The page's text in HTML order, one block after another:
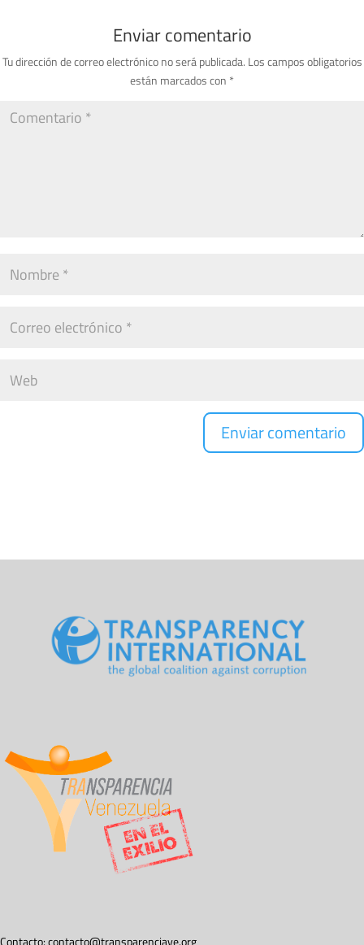
Enviar comentario
Tu dirección de correo electrónico no será publicada. Los campos obligatorios
están marcados con *
Contacto:contacto@transparenciave.org